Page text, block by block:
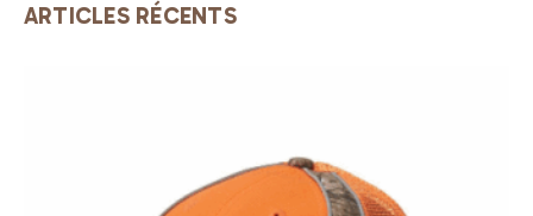
ARTICLES RÉCENTS